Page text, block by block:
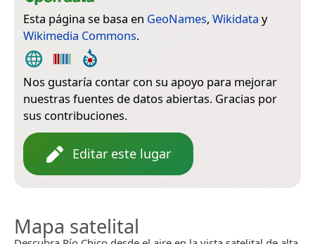
Esta página se basa en GeoNames, Wikidata y
Wikimedia Commons.
Nos gustaría contar con su apoyo para mejorar
nuestras fuentes de datos abiertas. Gracias por
sus contribuciones.
Editar este lugar
Mapa satelital